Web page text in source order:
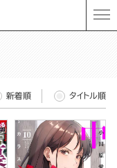
新着順 タイトル順